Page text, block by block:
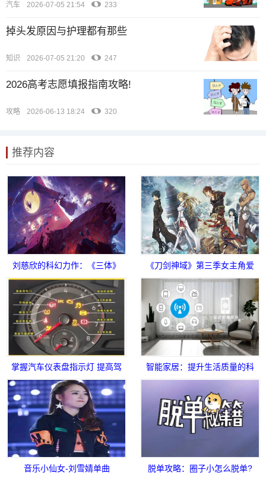
汽车 2026-07-05 21:54 233
掉头发原因与护理都有那些
知识 2026-07-05 21:20 247
2026高考志愿填报指南攻略!
攻略 2026-06-13 18:24 320
推荐内容
刘慈欣的科幻力作：《三体》
《刀剑神域》第三季女主角爱
掌握汽车仪表盘指示灯 提高驾
智能家居：提升生活质量的科
音乐小仙女-刘雪婧单曲
脱单攻略：圈子小怎么脱单?